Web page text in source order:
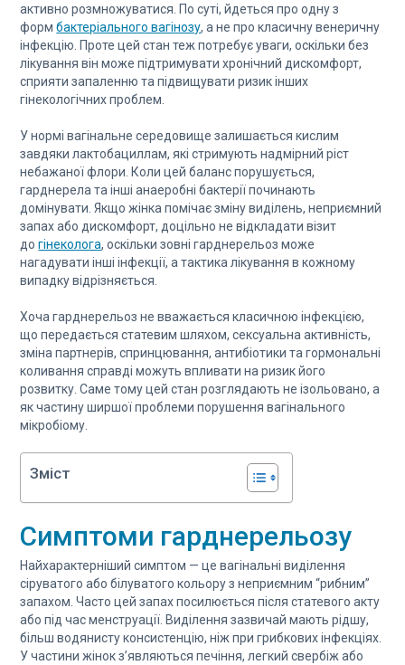
активно розмножуватися. По суті, йдеться про одну з
формбактеріального вагінозу, а не про класичну венеричну
інфекцію. Проте цей стан теж потребує уваги, оскільки без
лікування він може підтримувати хронічний дискомфорт,
сприяти запаленню та підвищувати ризик інших
гінекологічних проблем.
У нормі вагінальне середовище залишається кислим
завдяки лактобациллам, які стримують надмірний ріст
небажаної флори. Коли цей баланс порушується,
гарднерела та інші анаеробні бактерії починають
домінувати. Якщо жінка помічає зміну виділень, неприємний
запах або дискомфорт, доцільно не відкладати візит
догінеколога, оскільки зовні гарднерельоз може
нагадувати інші інфекції, а тактика лікування в кожному
випадку відрізняється.
Хоча гарднерельоз не вважається класичною інфекцією,
що передається статевим шляхом, сексуальна активність,
зміна партнерів, спринцювання, антибіотики та гормональні
коливання справді можуть впливати на ризик його
розвитку. Саме тому цей стан розглядають не ізольовано, а
як частину ширшої проблеми порушення вагінального
мікробіому.
Зміст
Симптоми гарднерельозу
Найхарактерніший симптом — це вагінальні виділення
сіруватого або білуватого кольору з неприємним “рибним”
запахом. Часто цей запах посилюється після статевого акту
або під час менструації. Виділення зазвичай мають рідшу,
більш водянисту консистенцію, ніж при грибкових інфекціях.
У частини жінок з’являються печіння, легкий свербіж або